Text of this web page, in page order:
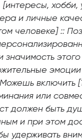
[интересы, хобби,
и личные
человеке] ::
значимость
включить
или
должен быть
и при этом
удерживать